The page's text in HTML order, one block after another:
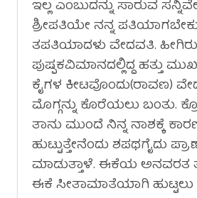
ಇಲ್ಲ ಎಂಬುದನ್ನು ಸಾರುವ
ಶ್ರೀಪತಿಯೇ ನನ್ನ
ತಪತಿಯಾದಳು ವೇದವತಿ.
ಪುಷ್ಪಕವಿಮಾನದಲ್ಲಿದ್ದ ಹತ್ತು
ಕೈಗಳ ಕೀಟವೊಂದು(ರಾವಣ)
ಮೊಗ್ಗನ್ನು ಕೊರೆಯಲು ಬಂತು.
ತಾನು ಮುಂದೆ ನಿನ್ನ ನಾಶಕ್ಕೆ
ಹುಟ್ಟುತ್ತೇನೆಂದು ಶಪಥಗೈದು
ಮಾಡುತ್ತಾಳೆ. ಈಕೆಯ ಅನವರತ
ಈಕೆ ಸೀತಾಮಾತೆಯಾಗಿ ಹುಟ್ಟಲು